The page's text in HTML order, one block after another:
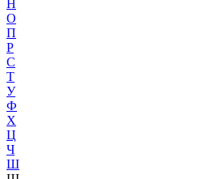
Н
О
П
Р
С
Т
У
Ф
Х
Ц
Ч
Ш